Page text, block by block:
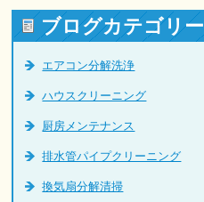
ブログカテゴリー
エアコン分解洗浄
ハウスクリーニング
厨房メンテナンス
排水管パイプクリーニング
換気扇分解清掃